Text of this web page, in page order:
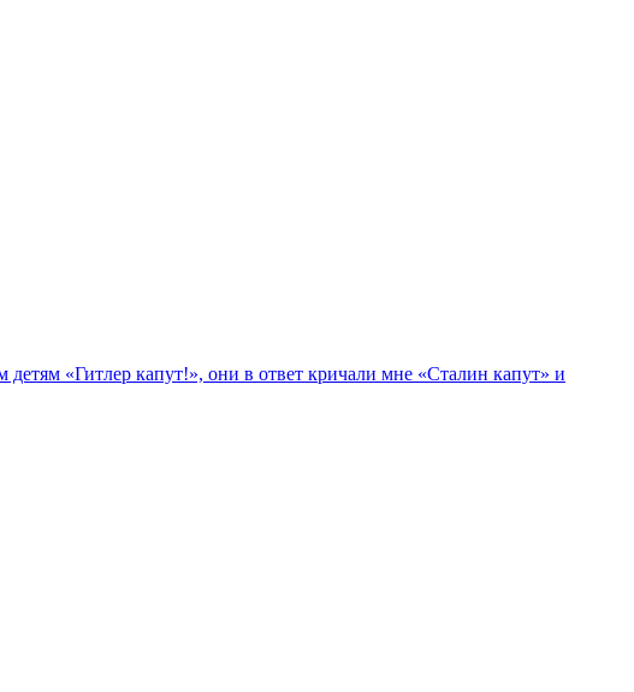
«Гитлер капут!», они в ответ кричали мне «Сталин капут» и